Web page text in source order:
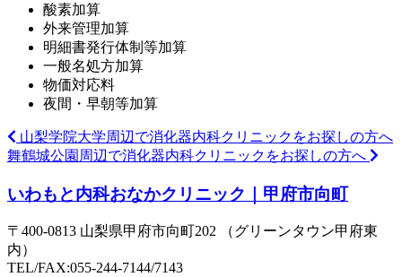
酸素加算
外来管理加算
明細書発行体制等加算
一般名処方加算
物価対応料
夜間・早朝等加算
山梨学院大学周辺で消化器内科クリニックをお探しの方へ
舞鶴城公園周辺で消化器内科クリニックをお探しの方へ
いわもと内科おなかクリニック｜甲府市向町
〒400-0813 山梨県甲府市向町202 （グリーンタウン甲府東
内）
TEL/FAX:055-244-7144/7143